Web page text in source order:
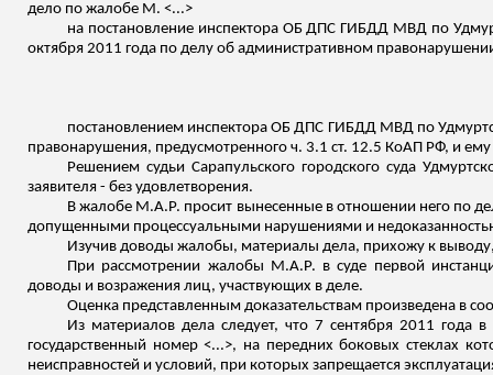
дело по жалобе М. <...>
на постановление инспектора ОБ ДПС ГИБДД МВД по
октября 2011 года по делу об административном
постановлением инспектора ОБ ДПС ГИБДД МВД по
правонарушения, предусмотренного ч. 3.1 ст. 12.5 КоАП РФ, и
Решением судьи Сарапульского городского суда
заявителя - без удовлетворения.
В жалобе М.А.Р. просит вынесенные в отношении него по
допущенными процессуальными нарушениями и
Изучив доводы жалобы, материалы дела, прихожу к
При рассмотрении жалобы М.А.Р. в суде первой
доводы и возражения лиц, участвующих в деле.
Оценка представленным доказательствам произведена в
Из материалов дела следует, что 7 сентября 2011 года
государственный номер <...>, на передних боковых стеклах
неисправностей и условий, при которых запрещается